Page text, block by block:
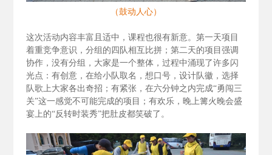
（鼓动人心）
这次活动内容丰富且适中，课程也很有新意。第一天项目
着重竞争意识，分组的四队相互比拼；第二天的项目强调
协作，没有分组，大家是一个整体，过程中涌现了许多闪
光点：有创意，在给小队取名，想口号，设计队徽，选择
队歌上大家各出奇招；有紧张，在六分钟之内完成“勇闯三
关”这一感觉不可能完成的项目；有欢乐，晚上篝火晚会盛
宴上的“反转时装秀”把肚皮都笑破了。